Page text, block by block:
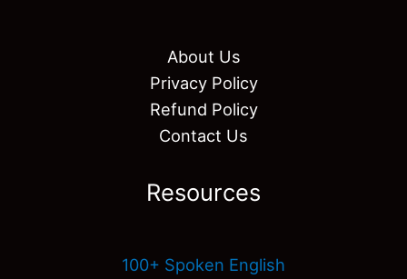
About Us
Privacy Policy
Refund Policy
Contact Us
Resources
100+ Spoken English